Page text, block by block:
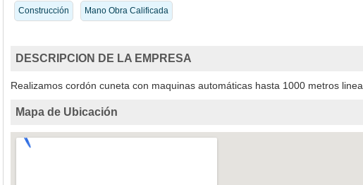
Construcción Mano Obra Calificada
DESCRIPCION DE LA EMPRESA
Realizamos cordón cuneta con maquinas automáticas hasta 1000 metros
Mapa de Ubicación